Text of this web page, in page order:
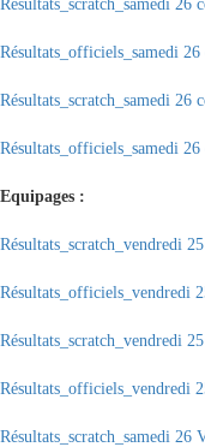
Résultats_scratch_samedi 26
Résultats_officiels_samedi 26
Résultats_scratch_samedi 26
Résultats_officiels_samedi 26
Equipages :
Résultats_scratch_vendredi
Résultats_officiels_vendredi
Résultats_scratch_vendredi
Résultats_officiels_vendredi
Résultats_scratch_samedi 26